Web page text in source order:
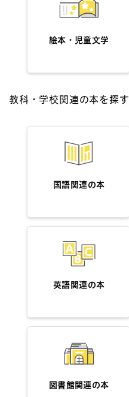
絵本・児童文学
教科・学校関連の本を探す
国語関連の本
英語関連の本
図書館関連の本